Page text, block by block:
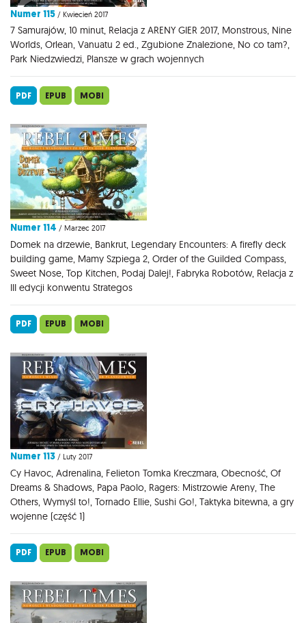
Numer 115 / Kwiecień 2017
7 Samurajów, 10 minut, Relacja z ARENY GIER 2017, Monstrous, Nine
Worlds, Orlean, Vanuatu 2 ed., Zgubione Znalezione, No co tam?,
Park Niedzwiedzi, Plansze w grach wojennych
PDF EPUB MOBI
Numer 114 / Marzec 2017
Domek na drzewie, Bankrut, Legendary Encounters: A firefly deck
building game, Mamy Szpiega 2, Order of the Guilded Compass,
Sweet Nose, Top Kitchen, Podaj Dalej!, Fabryka Robotów, Relacja z
III edycji konwentu Strategos
PDF EPUB MOBI
Numer 113 / Luty 2017
Cy Havoc, Adrenalina, Felieton Tomka Kreczmara, Obecność, Of
Dreams & Shadows, Papa Paolo, Ragers: Mistrzowie Areny, The
Others, Wymyśl to!, Tornado Ellie, Sushi Go!, Taktyka bitewna, a gry
wojenne (część 1)
PDF EPUB MOBI